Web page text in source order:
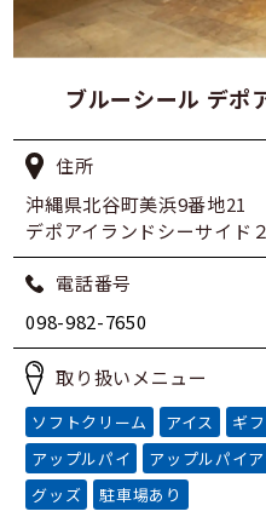
ブルーシール デポ
住所
沖縄県北谷町美浜9番地21
デポアイランドシーサイド
電話番号
098-982-7650
取り扱いメニュー
ソフトクリーム アイス ギ
アップルパイ
アップルパイ
グッズ
駐車場あり